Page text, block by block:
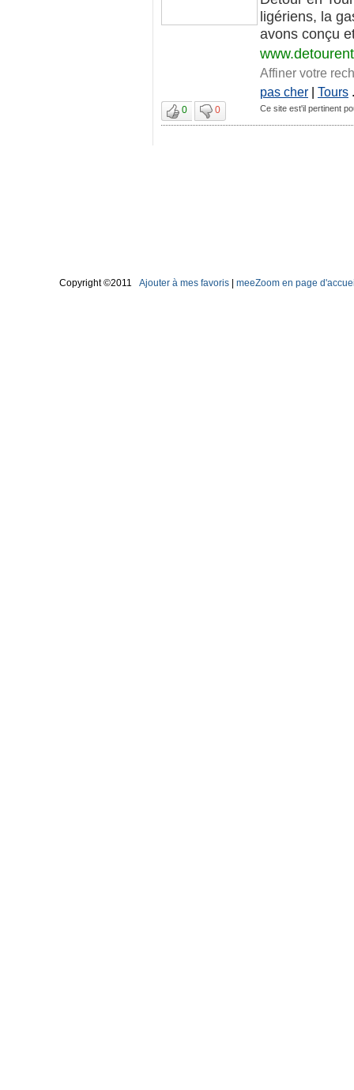
ligériens, la
avons conçu
Affiner votre
pas cher | Tours
0 0 Ce site est'il pertinent
Copyright ©2011 Ajouter à mes favoris meeZoom en page